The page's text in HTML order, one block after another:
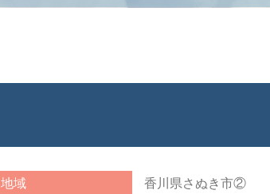
地域 香川県さぬき市②